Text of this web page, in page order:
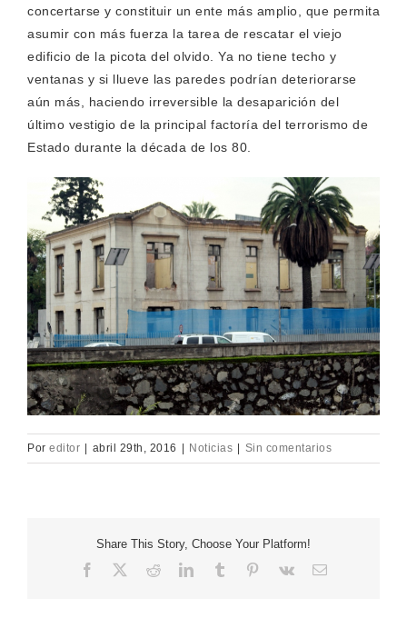
concertarse y constituir un ente más amplio, que permita
asumir con más fuerza la tarea de rescatar el viejo
edificio de la picota del olvido. Ya no tiene techo y
ventanas y si llueve las paredes podrían deteriorarse
aún más, haciendo irreversible la desaparición del
último vestigio de la principal factoría del terrorismo de
Estado durante la década de los 80.
Por editor abril 29th, 2016 Noticias Sin comentarios
Share This Story, Choose Your Platform!
Facebook RedditLinkedInTumblr Pinterest
Vk
Correo